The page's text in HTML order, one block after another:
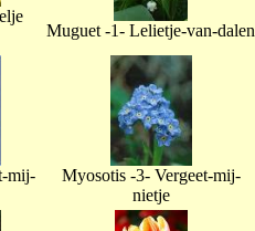
Muguet -1- Lelietje-van-dalen
mij-
Myosotis -3- Vergeet-mij-
nietje